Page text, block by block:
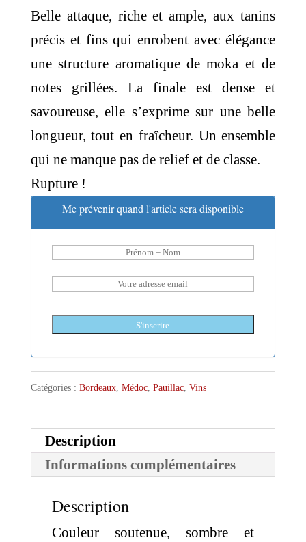
Belle attaque, riche et ample, aux tanins
précis et fins qui enrobent avec élégance
une structure aromatique de moka et de
notes grillées. La finale est dense et
savoureuse, elle s’exprime sur une belle
longueur, tout en fraîcheur. Un ensemble
qui ne manque pas de relief et de classe.
Rupture !
Me prévenir quand l'article sera disponible
S'inscrire
Catégories : Bordeaux, Médoc, Pauillac, Vins
Description
Informations complémentaires
Description
Couleur soutenue, sombre et